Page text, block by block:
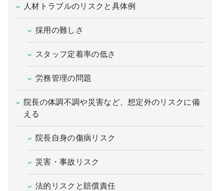
人材トラブルのリスクと具体例
採用の難しさ
スタッフ定着率の低さ
労務管理の問題
院長の体調不調や災害など、想定外のリスクに備
える
院長自身の傷病リスク
災害・事故リスク
法的リスクと賠償責任